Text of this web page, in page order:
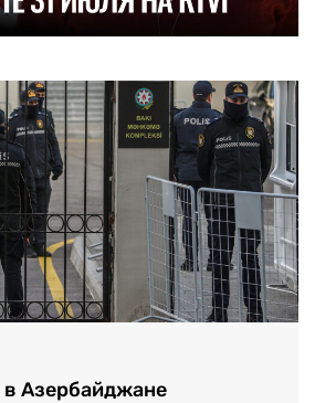
Азербайджане